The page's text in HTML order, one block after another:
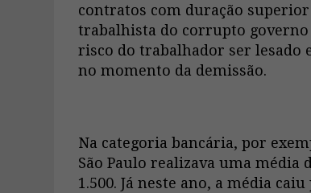
contratos com duração
trabalhista do corrupto governo
risco do trabalhador ser lesado
no momento da demissão.
Na categoria bancária, por
São Paulo realizava uma média
1.500. Já neste ano, a média